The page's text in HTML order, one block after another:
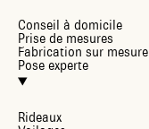
Conseil à domicile
Prise de mesures
Fabrication sur mesure
Pose experte
Rideaux